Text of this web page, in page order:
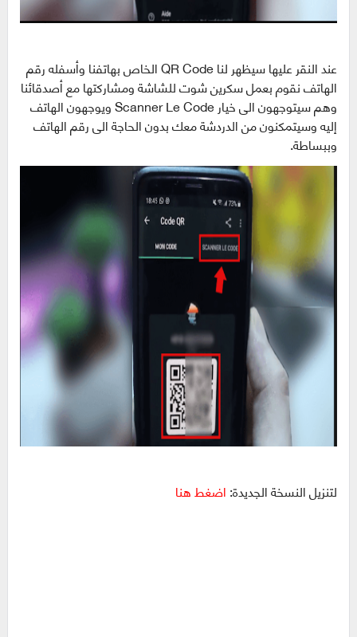
عند النقر عليها سيظهر لنا QR Code الخاص بهاتفنا وأسفله رقم
الهاتف نقوم بعمل سكرين شوت للشاشة ومشاركتها مع أصدقائنا
وهم سيتوجهون الى خيار Scanner Le Code ويوجهون الهاتف
إليه وسيتمكنون من الدردشة معك بدون الحاجة الى رقم الهاتف
وببساطة.
لتنزيل النسخة الجديدة:اضغط هنا